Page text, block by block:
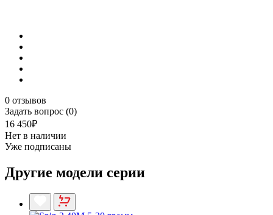
0 отзывов
Задать вопрос (0)
16 450₽
Нет в наличии
Уже подписаны
Другие модели серии